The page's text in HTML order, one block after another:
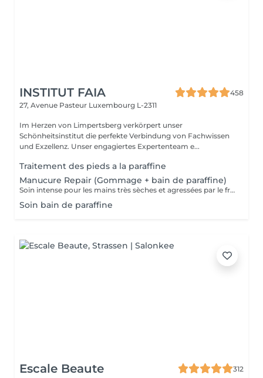
INSTITUT FAIA
458
27, Avenue Pasteur Luxembourg L-2311
Im Herzen von Limpertsberg verkörpert unser
Schönheitsinstitut die perfekte Verbindung von Fachwissen
und Exzellenz. Unser engagiertes Expertenteam e...
Traitement des pieds a la paraffine
Manucure Repair (Gommage + bain de paraffine)
Soin intense pour les mains très sèches et agressées par le froid ou les produits. Comprend le limage des ongles, la pousse et la coupe des cuticules, gommage, masque à la paraffine de 10 minutes et massage avec une crème de soin. Application d'une base transparente si désirée.
Soin bain de paraffine
Escale Beaute
312